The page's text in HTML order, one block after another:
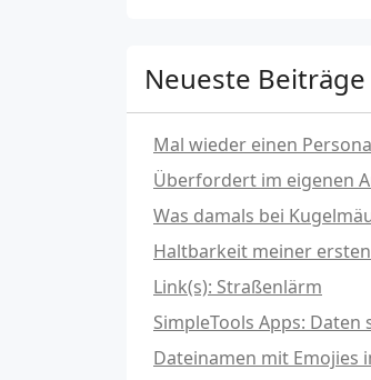
Neueste Beiträge
Mal wieder einen
Überfordert im eigenen
Was damals bei
Haltbarkeit meiner
Link(s): Straßenlärm
SimpleTools Apps:
Dateinamen mit Emojies